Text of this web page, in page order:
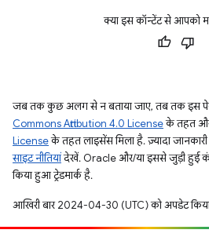
क्या इस कॉन्टेंट से आपको
जब तक कुछ अलग से न बताया जाए, तब तक इस पेज
Commons Attribution 4.0 Licenseके तहत
Licenseके तहत लाइसेंस मिला है. ज़्यादा
साइट नीतियांदेखें. Oracle और/या इससे जुड़ी हुई
किया हुआ ट्रेडमार्क है.
आखिरी बार 2024-04-30 (UTC) को अपडेट